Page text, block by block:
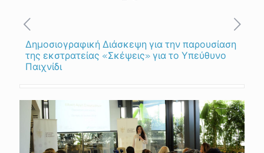
Δημοσιογραφική Διάσκεψη για την παρουσίαση
της εκστρατείας «Σκέψεις» για το Υπεύθυνο
Παιχνίδι